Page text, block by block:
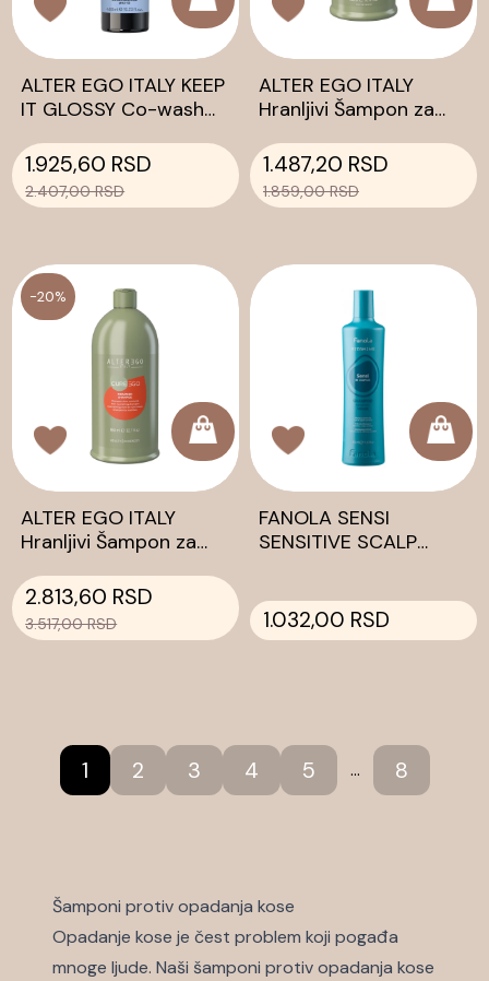
ALTER EGO ITALY KEEP
IT GLOSSY Co-wash
480 ml
1.925,60 RSD
2.407,00 RSD
ALTER EGO ITALY
Hranljivi Šampon za
300ml
1.487,20 RSD
1.859,00 RSD
-20%
ALTER EGO ITALY
Hranljivi Šampon za
950ml
2.813,60 RSD
3.517,00 RSD
FANOLA SENSI
SENSITIVE SCALP
1.032,00 RSD
1 2 3 4 5 ... 8
Šamponi protiv opadanja kose
Opadanje kose je čest problem koji pogađa
mnoge ljude. Naši šamponi protiv opadanja kose